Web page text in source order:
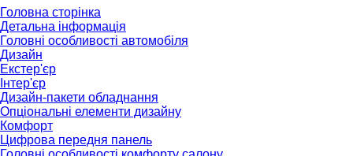
Головна сторінка
Детальна інформація
Головні особливості автомобіля
Дизайн
Екстер'єр
Інтер'єр
Дизайн-пакети обладнання
Опціональні елементи дизайну
Комфорт
Цифрова передня панель